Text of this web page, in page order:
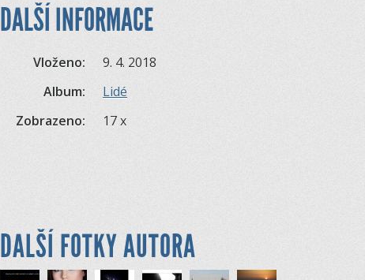
DALŠÍ INFORMACE
Vloženo:
9. 4. 2018
Album:
Lidé
Zobrazeno:
17 x
DALŠÍ FOTKY AUTORA